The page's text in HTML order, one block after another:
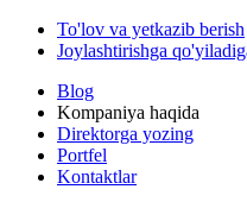
To'lov va yetkazib berish
Joylashtirishga
Blog
Kompaniya haqida
Direktorga yozing
Portfel
Kontaktlar